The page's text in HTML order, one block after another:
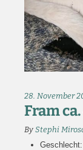
28. November
Fram
By Stephi